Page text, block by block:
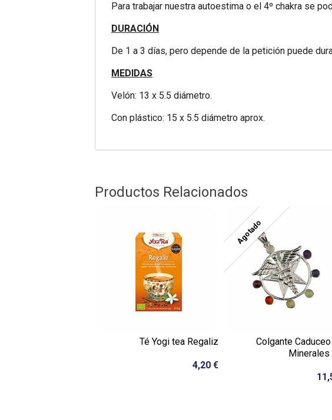
Para trabajar nuestra autoestima o el 4º chakra se
DURACIÓN
De 1 a 3 días, pero depende de la petición puede
MEDIDAS
Velón: 13 x 5.5 diámetro.
Con plástico: 15 x 5.5 diámetro aprox.
Productos Relacionados
Té Yogi tea Regaliz
4,20 €
Agotado
Colgante
Minerales